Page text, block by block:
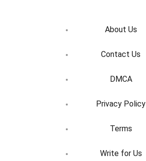
About Us
Contact Us
DMCA
Privacy Policy
Terms
Write for Us